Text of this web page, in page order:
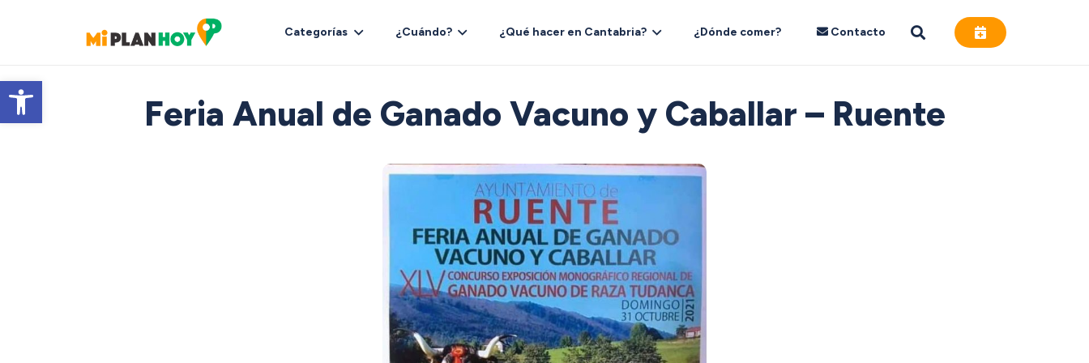
Abrir barra de herramientas
Categorías ¿Cuándo? ¿Qué hacer en Cantabria? ¿Dónde comer? Contacto
Feria Anual de Ganado Vacuno y Caballar – Ruente